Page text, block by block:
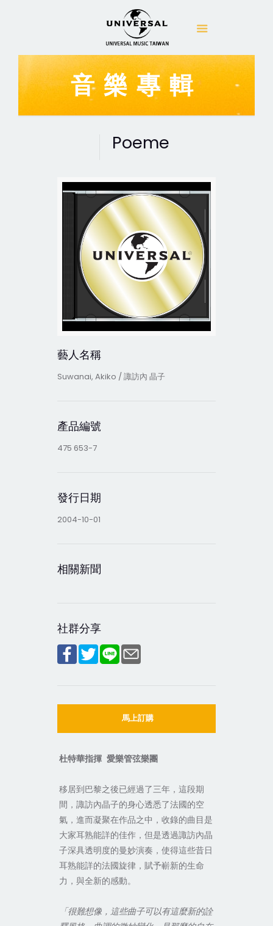
音樂專輯
Poeme
藝人名稱
Suwanai, Akiko / 諏訪內 晶子
產品編號
475 653-7
發行日期
2004-10-01
相關新聞
社群分享
馬上訂購
杜特華指揮 愛樂管弦樂團
移居到巴黎之後已經過了三年，這段期
間，諏訪內晶子的身心透悉了法國的空
氣，進而凝聚在作品之中，收錄的曲目是
大家耳熟能詳的佳作，但是透過諏訪內晶
子深具透明度的曼妙演奏，使得這些昔日
耳熟能詳的法國旋律，賦予嶄新的生命
力，與全新的感動。
「很難想像，這些曲子可以有這麼新的詮